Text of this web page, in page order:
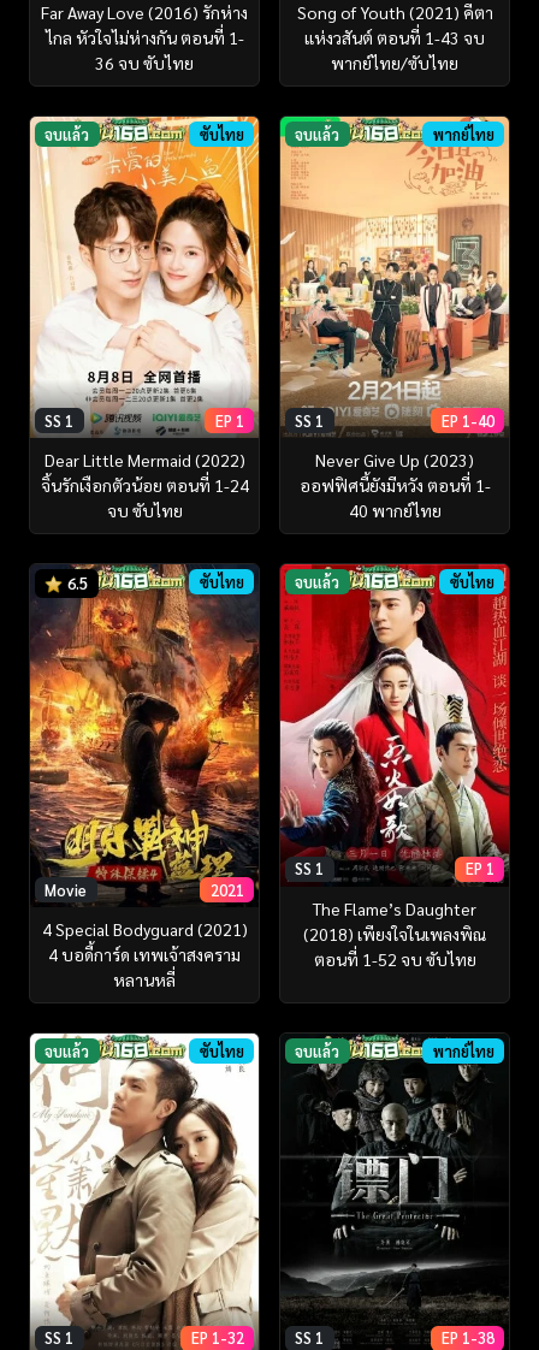
Far Away Love (2016) รักห่าง
ไกล หัวใจไม่ห่างกัน ตอนที่ 1-
36 จบ ซับไทย
Song of Youth (2021) คีตา
แห่งวสันต์ ตอนที่ 1-43 จบ
พากย์ไทย/ซับไทย
จบแล้ว ซับไทย
SS 1 EP 1
Dear Little Mermaid (2022)
จิ้นรักเงือกตัวน้อย ตอนที่ 1-24
จบ ซับไทย
จบแล้ว พากย์ไทย
SS 1 EP 1-40
Never Give Up (2023)
ออฟฟิศนี้ยังมีหวัง ตอนที่ 1-
40 พากย์ไทย
6.5 ซับไทย
Movie 2021
4 Special Bodyguard (2021)
4 บอดี้การ์ด เทพเจ้าสงคราม
หลานหลี่
จบแล้ว ซับไทย
SS 1 EP 1
The Flame’s Daughter
(2018) เพียงใจในเพลงพิณ
ตอนที่ 1-52 จบ ซับไทย
จบแล้ว ซับไทย
SS 1 EP 1-32
จบแล้ว พากย์ไทย
SS 1 EP 1-38